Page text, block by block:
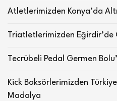
Atletlerimizden Konya’da
Triatletlerimizden Eğirdir’de
Tecrübeli Pedal Germen
Kick Boksörlerimizden
Madalya